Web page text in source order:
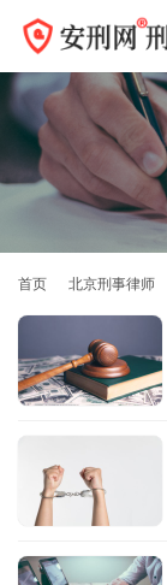
首页 北京刑事律师